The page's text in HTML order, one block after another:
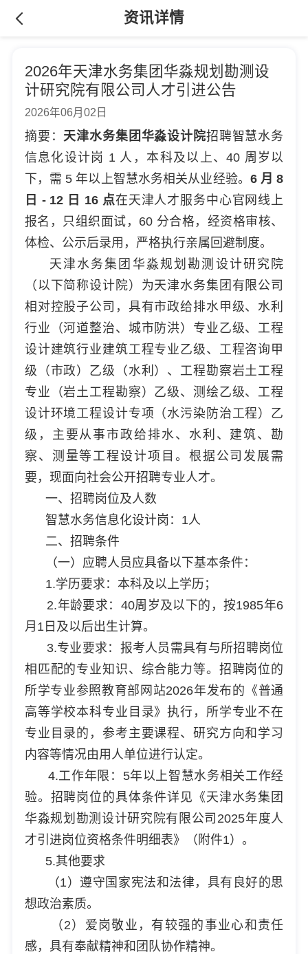
资讯详情
2026年天津水务集团华淼规划勘测设
计研究院有限公司人才引进公告
2026年06月02日
摘要： 天津水务集团华淼设计院招聘智慧水务
信息化设计岗 1 人，本科及以上、40 周岁以
下，需 5 年以上智慧水务相关从业经验。 6 月 8
日 - 12 日 16 点在天津人才服务中心官网线上
报名，只组织面试，60 分合格，经资格审核、
体检、公示后录用，严格执行亲属回避制度。
天津水务集团华淼规划勘测设计研究院
（以下简称设计院）为天津水务集团有限公司
相对控股子公司，具有市政给排水甲级、水利
行业（河道整治、城市防洪）专业乙级、工程
设计建筑行业建筑工程专业乙级、工程咨询甲
级（市政）乙级（水利）、工程勘察岩土工程
专业（岩土工程勘察）乙级、测绘乙级、工程
设计环境工程设计专项（水污染防治工程）乙
级，主要从事市政给排水、水利、建筑、勘
察、测量等工程设计项目。根据公司发展需
要，现面向社会公开招聘专业人才。
一、招聘岗位及人数
智慧水务信息化设计岗：1人
二、招聘条件
（一）应聘人员应具备以下基本条件：
1.学历要求：本科及以上学历；
2.年龄要求：40周岁及以下的，按1985年6
月1日及以后出生计算。
3.专业要求：报考人员需具有与所招聘岗位
相匹配的专业知识、综合能力等。招聘岗位的
所学专业参照教育部网站2026年发布的《普通
高等学校本科专业目录》执行，所学专业不在
专业目录的，参考主要课程、研究方向和学习
内容等情况由用人单位进行认定。
4.工作年限：5年以上智慧水务相关工作经
验。招聘岗位的具体条件详见《天津水务集团
华淼规划勘测设计研究院有限公司2025年度人
才引进岗位资格条件明细表》（附件1）。
5.其他要求
（1）遵守国家宪法和法律，具有良好的思
想政治素质。
（2）爱岗敬业，有较强的事业心和责任
感，具有奉献精神和团队协作精神。